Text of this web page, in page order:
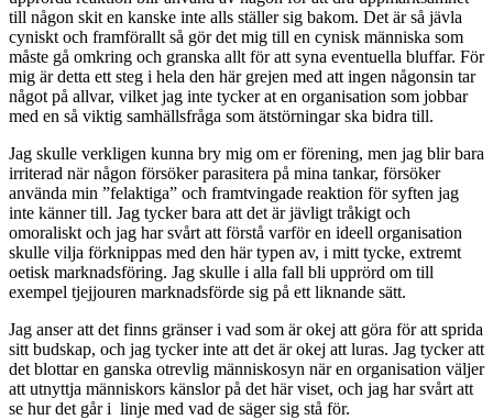
till någon skit en kanske inte alls ställer sig bakom. Det är så jävla
cyniskt och framförallt så gör det mig till en cynisk människa som
måste gå omkring och granska allt för att syna eventuella bluffar. För
mig är detta ett steg i hela den här grejen med att ingen någonsin tar
något på allvar, vilket jag inte tycker at en organisation som jobbar
med en så viktig samhällsfråga som ätstörningar ska bidra till.
Jag skulle verkligen kunna bry mig om er förening, men jag blir bara
irriterad när någon försöker parasitera på mina tankar, försöker
använda min ”felaktiga” och framtvingade reaktion för syften jag
inte känner till. Jag tycker bara att det är jävligt tråkigt och
omoraliskt och jag har svårt att förstå varför en ideell organisation
skulle vilja förknippas med den här typen av, i mitt tycke, extremt
oetisk marknadsföring. Jag skulle i alla fall bli upprörd om till
exempel tjejjouren marknadsförde sig på ett liknande sätt.
Jag anser att det finns gränser i vad som är okej att göra för att sprida
sitt budskap, och jag tycker inte att det är okej att luras. Jag tycker att
det blottar en ganska otrevlig människosyn när en organisation väljer
att utnyttja människors känslor på det här viset, och jag har svårt att
se hur det går i linje med vad de säger sig stå för.